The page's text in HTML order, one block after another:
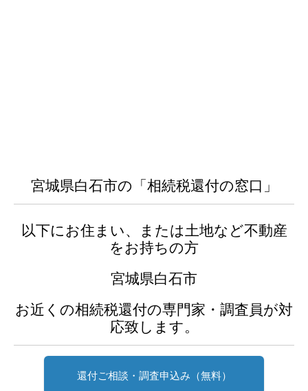
宮城県白石市の「相続税還付の窓口」
以下にお住まい、または土地など不動産
をお持ちの方
宮城県白石市
お近くの相続税還付の専門家・調査員が対
応致します。
還付ご相談・調査申込み（無料）